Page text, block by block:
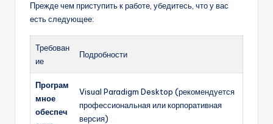
Прежде чем приступить к работе, убедитесь, что у вас
есть следующее:
Требован
ие
Подробности
Програм
мное
обеспеч
Visual Paradigm Desktop (рекомендуется
профессиональная или корпоративная
версия)